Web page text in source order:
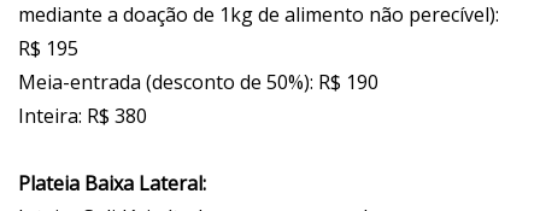
mediante a doação de 1kg de alimento não perecível):
R$ 195
Meia-entrada (desconto de 50%): R$ 190
Inteira: R$ 380
Plateia Baixa Lateral: